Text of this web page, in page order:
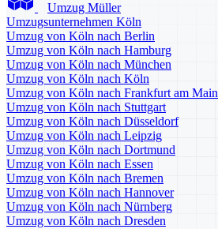
Umzug Müller
Umzugsunternehmen Köln
Umzug von Köln nach Berlin
Umzug von Köln nach Hamburg
Umzug von Köln nach München
Umzug von Köln nach Köln
Umzug von Köln nach Frankfurt am Main
Umzug von Köln nach Stuttgart
Umzug von Köln nach Düsseldorf
Umzug von Köln nach Leipzig
Umzug von Köln nach Dortmund
Umzug von Köln nach Essen
Umzug von Köln nach Bremen
Umzug von Köln nach Hannover
Umzug von Köln nach Nürnberg
Umzug von Köln nach Dresden